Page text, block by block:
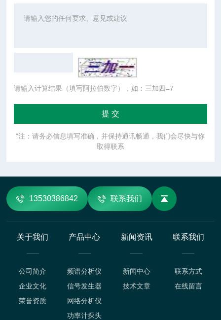
请输入计算结果（填写阿拉伯数字），如：三加四=7
"注：请务必信息填写准确，并保持通讯畅通，我们会尽快与你
取得联系
13530386842 联系我们
关于我们
公司简介
企业文化
荣誉资质
产品中心
频谱分析仪
信号发生器
网络分析仪
功率计探头
新闻资讯
新闻中心
技术文章
联系我们
联系方式
在线留言